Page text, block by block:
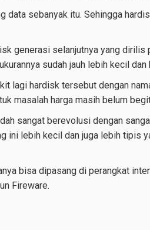
data sebanyak itu. Sehingga
generasi selanjutnya yang
sudah jauh lebih kecil
lagi hardisk tersebut dengan
masalah harga masih belum
sangat berevolusi dengan
ini lebih kecil dan juga lebih tipis
bisa dipasang di perangkat
Fireware.